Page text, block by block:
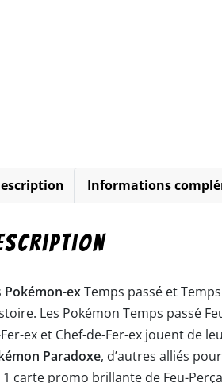
Informations
Pokémon-exTemps passé et
Les Pokémon Temps passé
ex et Chef-de-Fer-ex jouent de
Paradoxe, d’autres alliés
1 carte promo brillante de Feu-